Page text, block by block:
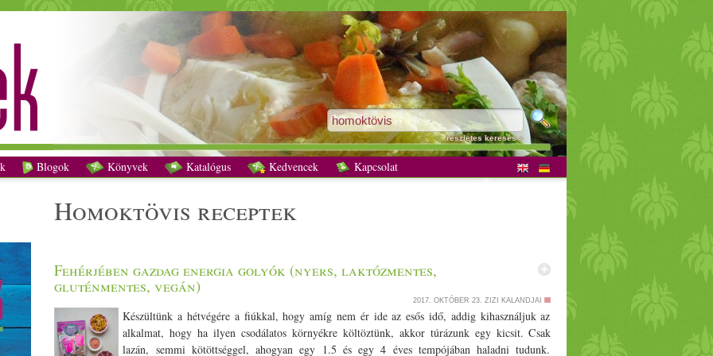
homoktövis receptek - Vegetáriánus receptek
részletes keresés »
Blogok Könyvek Katalógus Kedvencek Kapcsolat
homoktövis receptek
Fehérjében gazdag energia golyók (nyers, laktózmentes,
gluténmentes, vegán)
2017. OKTÓBER 23. ZIZI KALANDJAI
Készültünk a hétvégére a fiúkkal, hogy amíg nem ér ide az esős idő, addig kihasználjuk az
alkalmat, hogy ha ilyen csodálatos környékre költöztünk, akkor túrázunk egy kicsit. Csak
lazán, semmi kötöttséggel, ahogyan egy 1.5 és egy 4 éves tempójában haladni tudunk.